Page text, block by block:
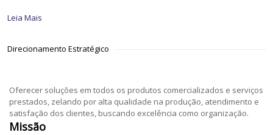
Leia Mais
Direcionamento Estratégico
Oferecer soluções em todos os produtos comercializados e serviços
prestados, zelando por alta qualidade na produção, atendimento e
satisfação dos clientes, buscando excelência como organização.
Missão